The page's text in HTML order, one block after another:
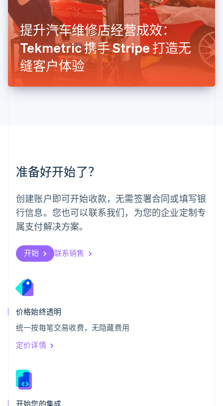
提升汽车维修店经营成效：
Tekmetric 携手 Stripe 打造无
缝客户体验
准备好开始了？
创建账户即可开始收款，无需签署合同或填写银
行信息。您也可以联系我们，为您的企业定制专
属支付解决方案。
开始 联系销售
价格始终透明
统一按每笔交易收费，无隐藏费用
定价详情
开始您的集成
卢森堡
FrançaisDeutsch
罗马尼亚
English
马尔他
English
马来西亚
美国
日本
日本語English
SvenskaEnglish
瑞士
DeutschFrançais ItalianoEnglish
塞浦路斯
斯洛伐克
English
English
泰国
ไทย
希腊
English
西班牙
Español
新加坡
新西兰
匈牙利
English